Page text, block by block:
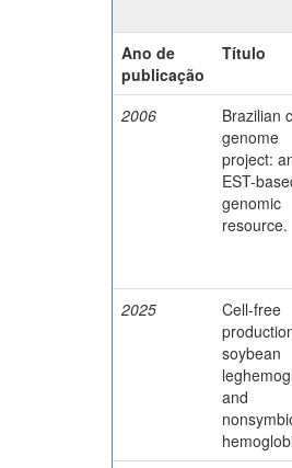
Ano de
publicação
Título
2006
Brazilian
genome
project:
EST-
genomic
resource.
2025
Cell-free
soybean
and